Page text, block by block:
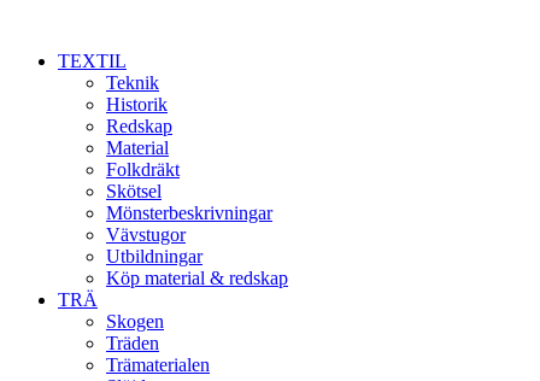
TEXTIL
Teknik
Historik
Redskap
Material
Folkdräkt
Skötsel
Mönsterbeskrivningar
Vävstugor
Utbildningar
Köp material & redskap
TRÄ
Skogen
Träden
Trämaterialen